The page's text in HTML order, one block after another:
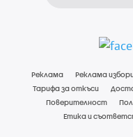
Реклама Реклама
Тарифа за откъси
Поверителност
Етика и